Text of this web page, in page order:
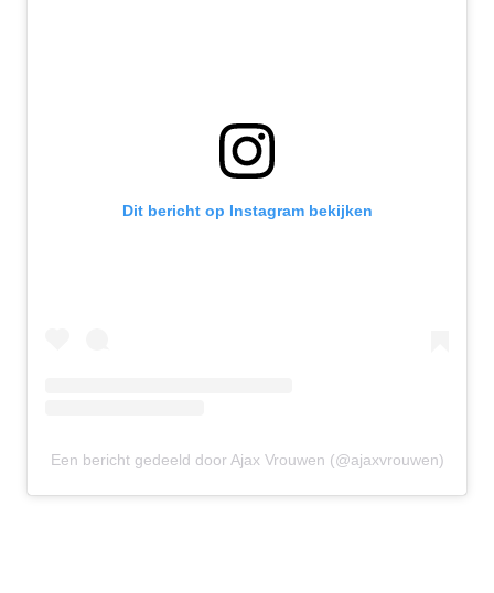
Dit bericht op Instagram bekijken
Een bericht gedeeld door Ajax Vrouwen (@ajaxvrouwen)